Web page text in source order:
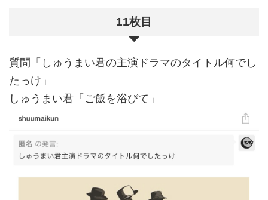
11枚目
質問「しゅうまい君の主演ドラマのタイトル何でし
たっけ」
しゅうまい君「ご飯を浴びて」